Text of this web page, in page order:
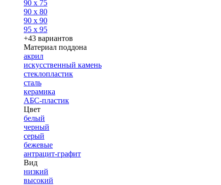
90 x 75
90 x 80
90 x 90
95 x 95
+43 вариантов
Материал поддона
акрил
искусственный камень
стеклопластик
сталь
керамика
АБС-пластик
Цвет
белый
черный
серый
бежевые
антрацит-графит
Вид
низкий
высокий